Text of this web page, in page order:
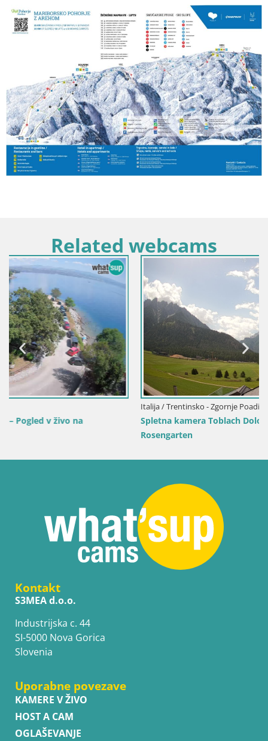
Related webcams
Italija / Trentinsko - Zgornje Poadižje / Toblach
Spletna kamera Toblach Dolomiti – Pogled iz hotela
Kontakt
S3MEA d.o.o.
Industrijska c. 44
SI-5000 Nova Gorica
Slovenia
Uporabne povezave
KAMERE V ŽIVO
HOST A CAM
OGLAŠEVANJE